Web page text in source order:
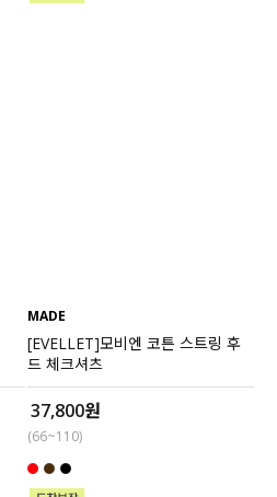
MADE
[EVELLET]모비엔 코튼 스트링 후
드 체크셔츠
37,800원
(66~110)